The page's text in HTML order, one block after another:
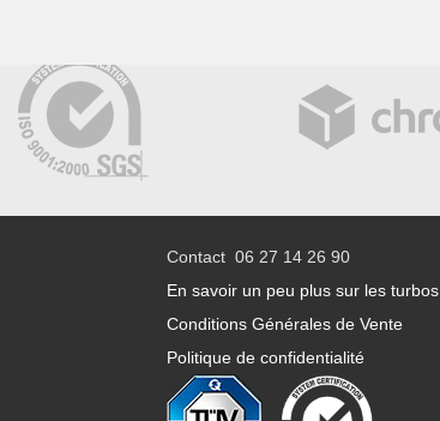
Contact 06 27 14 26 90
En savoir un peu plus sur les turbos
Conditions Générales de Vente
Politique de confidentialité